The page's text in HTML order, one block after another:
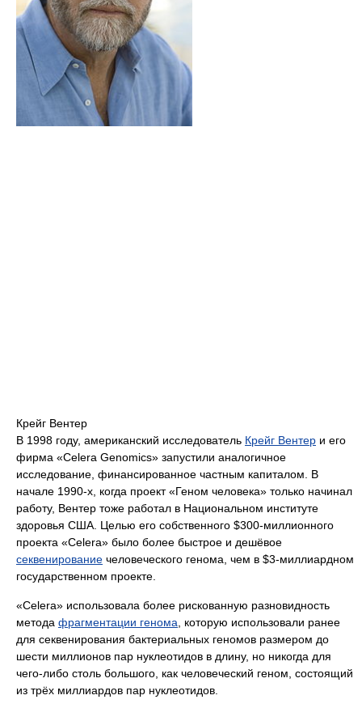
Крейг Вентер
В 1998 году, американский исследователь Крейг Вентер и его
фирма «Celera Genomics» запустили аналогичное
исследование, финансированное частным капиталом. В
начале 1990-х, когда проект «Геном человека» только начинал
работу, Вентер тоже работал в Национальном институте
здоровья США. Целью его собственного $300-миллионного
проекта «Celera» было более быстрое и дешёвое
секвенирование человеческого генома, чем в $3-миллиардном
государственном проекте.
«Celera» использовала более рискованную разновидность
метода фрагментации генома, которую использовали ранее
для секвенирования бактериальных геномов размером до
шести миллионов пар нуклеотидов в длину, но никогда для
чего-либо столь большого, как человеческий геном, состоящий
из трёх миллиардов пар нуклеотидов.